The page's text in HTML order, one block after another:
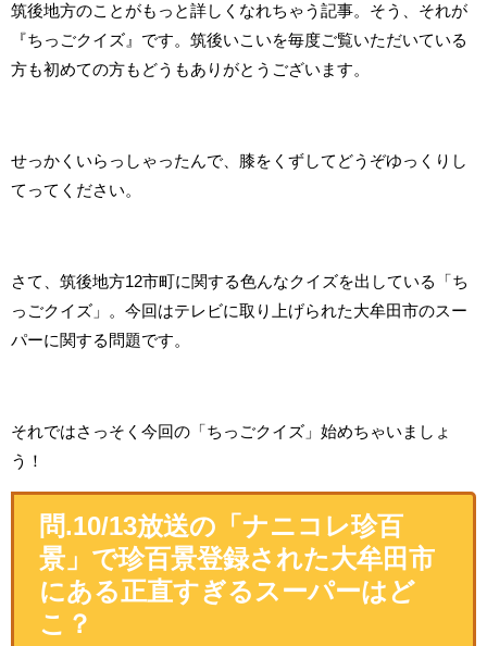
筑後地方のことがもっと詳しくなれちゃう記事。そう、それが
『ちっごクイズ』です。筑後いこいを毎度ご覧いただいている
方も初めての方もどうもありがとうございます。
せっかくいらっしゃったんで、膝をくずしてどうぞゆっくりし
てってください。
さて、筑後地方12市町に関する色んなクイズを出している「ち
っごクイズ」。今回はテレビに取り上げられた大牟田市のスー
パーに関する問題です。
それではさっそく今回の「ちっごクイズ」始めちゃいましょ
う！
問.10/13放送の「ナニコレ珍百
景」で珍百景登録された大牟田市
にある正直すぎるスーパーはど
こ？